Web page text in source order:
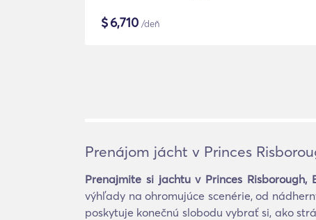
$6,710 /deň
Prenájom jácht v Princes
Prenajmite si jachtu v Princes Risborough,
výhľady na ohromujúce scenérie, od
poskytuje konečnú slobodu vybrať si, ako